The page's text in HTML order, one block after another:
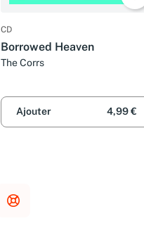
CD
Borrowed Heaven
The Corrs
Ajouter 4,99 €